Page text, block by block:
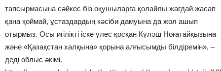
тапсырмасына сәйкес біз оқушыларға қолайлы жағдай жасап
қана қоймай, ұстаздардың кәсіби дамуына да жол ашып
отырмыз. Осы игілікті іске үлес қосқан Күләш Ноғатайқызына
және «Қазақстан халқына» қорына алғысымды білдіремін», –
деді облыс әкімі.